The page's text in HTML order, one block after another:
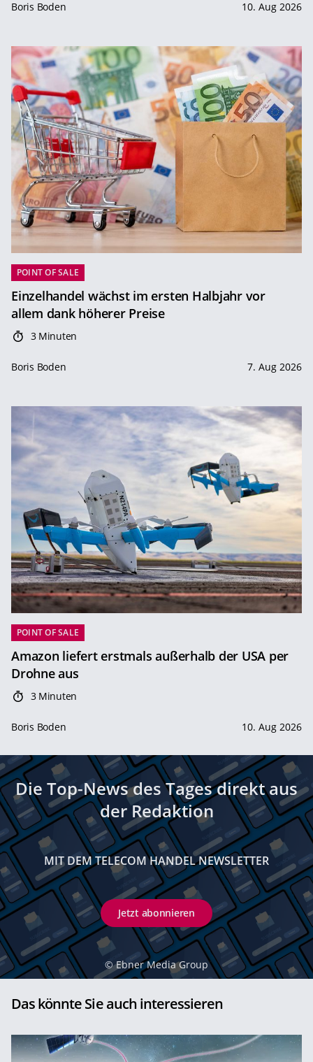
Boris Boden 10. Aug 2026
POINT OF SALE
Einzelhandel wächst im ersten Halbjahr vor
allem dank höherer Preise
3 Minuten
Boris Boden 7. Aug 2026
POINT OF SALE
Amazon liefert erstmals außerhalb der USA per
Drohne aus
3 Minuten
Boris Boden 10. Aug 2026
Die Top-News des Tages direkt aus
der Redaktion
MIT DEM TELECOM HANDEL NEWSLETTER
Jetzt abonnieren
© Ebner Media Group
Das könnte Sie auch interessieren